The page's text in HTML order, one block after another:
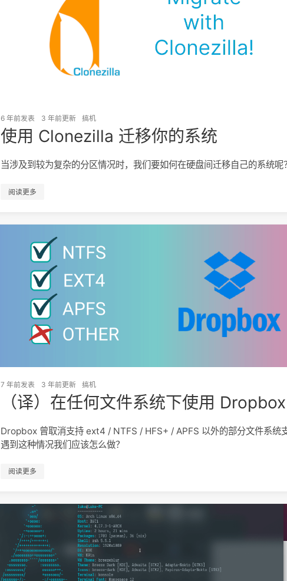
6 年前发表 3 年前更新 搞机
使用 Clonezilla 迁移你的系统
当涉及到较为复杂的分区情况时，我们要如何在硬盘间迁移自己的系统呢
阅读更多
7 年前发表 3 年前更新 搞机
（译）在任何文件系统下使用 Dropbox
Dropbox 曾取消支持 ext4 / NTFS / HFS+ / APFS 以外的部分文件系统
遇到这种情况我们应该怎么做？
阅读更多